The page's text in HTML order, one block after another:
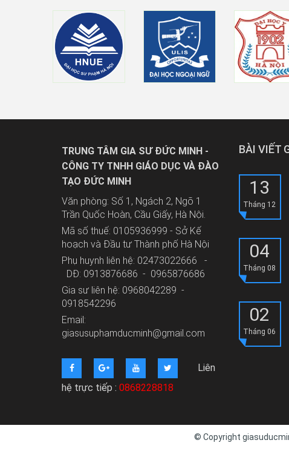
TRUNG TÂM GIA SƯ ĐỨC MINH -
CÔNG TY TNHH GIÁO DỤC VÀ ĐÀO
TẠO ĐỨC MINH
Văn phòng: Số 1, Ngách 2, Ngõ 1
Trần Quốc Hoàn, Cầu Giấy, Hà Nội.
Mã số thuế: 0105936999 - Sở Kế
hoạch và Đầu tư Thành phố Hà Nội
Phụ huynh liên hệ: 02473022666 -
DĐ: 0913876686 - 0965876686
Gia sư liên hệ: 0968042289 -
0918542296
Email:
giasusuphamducminh@gmail.com
Liên
hệ trực tiếp : 0868228818
BÀI VIẾT
13
Tháng 12
04
Tháng 08
02
Tháng 06
© Copyright